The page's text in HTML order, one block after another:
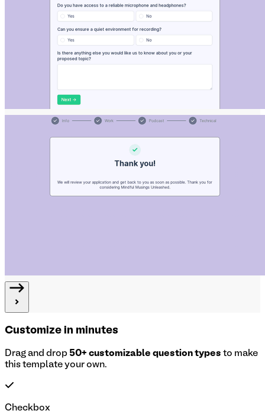
Customize in minutes
Drag and drop 50+ customizable question types to make
this template your own.
Checkbox